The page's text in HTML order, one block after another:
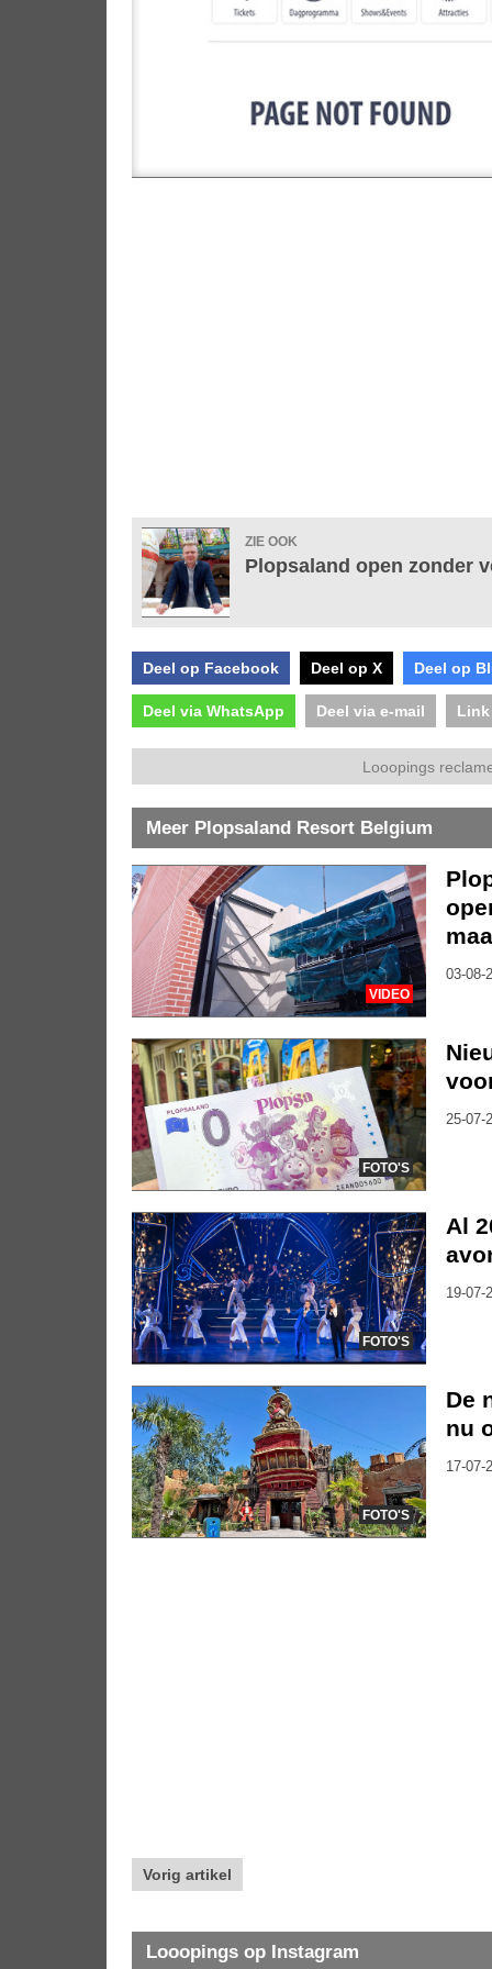
ZIE OOK
Plopsaland open zonder
Deel op Facebook Deel op X Deel op
Deel via WhatsApp Deel via e-mail
Looopings
Meer Plopsaland Resort Belgium
VIDEO
03-08-
FOTO'S
25-07-
FOTO'S
Al
19-07-
FOTO'S
De
nu
17-07-
Vorig artikel
Looopings op Instagram